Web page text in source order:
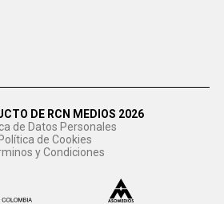
DE RCN MEDIOS 2026
de Datos Personales
Política de Cookies
y Condiciones